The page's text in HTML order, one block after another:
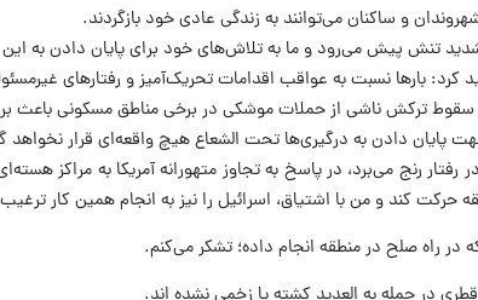
و ساکنان می‌توانند به زندگی عادی خود بازگردند.
تنش پیش می‌رود و ما به تلاش‌های خود برای پایان دادن به
کرد: بارها نسبت به عواقب اقدامات تحریک‌آمیز و رفتارهای
سقوط ترکش ناشی از حملات موشکی در برخی مناطق مسکونی
دادن به درگیری‌ها تحت الشعاع هیچ واقعه‌ای قرار نخواهد
رنج می‌برد، در پاسخ به تجاوز متهورانه آمریکا به مراکز
کند و من با اشتیاق، اسرائیل را نیز به انجام همین کار
راه صلح در منطقه انجام داده؛ تشکر می‌کنم.